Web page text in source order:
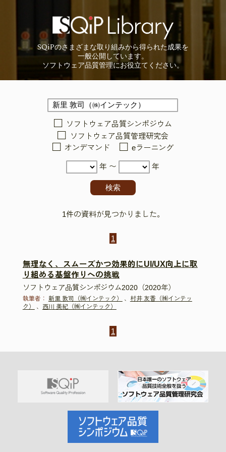
SQiPのさまざまな取り組みから得られた成果を
一般公開しています。
ソフトウェア品質管理にお役立てください。
ソフトウェア品質シンポジウム
ソフトウェア品質管理研究会
オンデマンド
eラーニング
年 〜 年
1件の資料が見つかりました。
1
無理なく、スムーズかつ効果的にUI/UX向上に取
り組める基盤作りへの挑戦
ソフトウェア品質シンポジウム2020（2020年）
執筆者： 新里 敦司（㈱インテック） 、 村井 友香（㈱インテッ
ク）
、 西川 美紀（㈱インテック）
1